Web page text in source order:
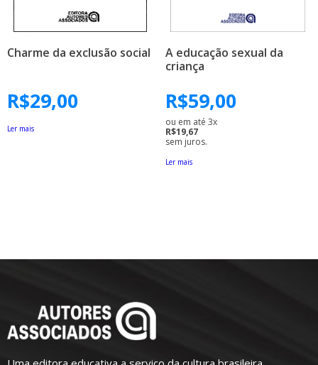
Charme da exclusão social
R$29,00
Ler mais
A educação sexual da
criança
R$59,00
ou em até 3x
R$19,67
sem juros.
Ler mais